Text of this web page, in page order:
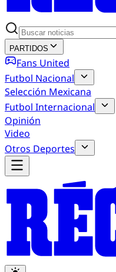
PARTIDOS
Fans United
Futbol Nacional
Selección Mexicana
Futbol Internacional
Opinión
Video
Otros Deportes